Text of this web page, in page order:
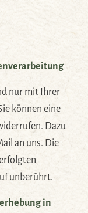
nur mit Ihrer
können eine
Dazu
an uns. Die
unberührt.
in